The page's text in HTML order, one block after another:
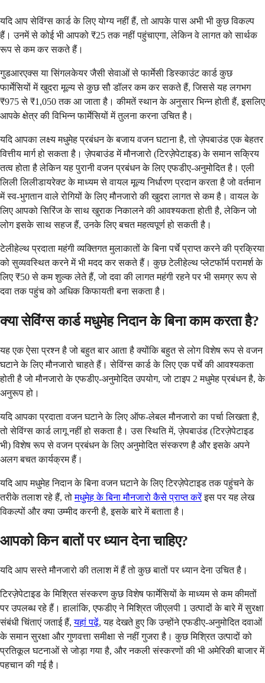
यदि आप सेविंग्स कार्ड के लिए योग्य नहीं हैं, तो आपके पास अभी भी कुछ विकल्प
हैं। उनमें से कोई भी आपको ₹25 तक नहीं पहुंचाएगा, लेकिन वे लागत को सार्थक
रूप से कम कर सकते हैं।
गुडआरएक्स या सिंगलकेयर जैसी सेवाओं से फार्मेसी डिस्काउंट कार्ड कुछ
फार्मेसियों में खुदरा मूल्य से कुछ सौ डॉलर कम कर सकते हैं, जिससे यह लगभग
₹975 से ₹1,050 तक आ जाता है। कीमतें स्थान के अनुसार भिन्न होती हैं, इसलिए
आपके क्षेत्र की विभिन्न फार्मेसियों में तुलना करना उचित है।
यदि आपका लक्ष्य मधुमेह प्रबंधन के बजाय वजन घटाना है, तो ज़ेपबाउंड एक बेहतर
वित्तीय मार्ग हो सकता है। ज़ेपबाउंड में मौनजारो (टिरज़ेपेटाइड) के समान सक्रिय
तत्व होता है लेकिन यह पुरानी वजन प्रबंधन के लिए एफडीए-अनुमोदित है। एली
लिली लिलीडायरेक्ट के माध्यम से वायल मूल्य निर्धारण प्रदान करता है जो वर्तमान
में स्व-भुगतान वाले रोगियों के लिए मौनजारो की खुदरा लागत से कम है। वायल के
लिए आपको सिरिंज के साथ खुराक निकालने की आवश्यकता होती है, लेकिन जो
लोग इसके साथ सहज हैं, उनके लिए बचत महत्वपूर्ण हो सकती है।
टेलीहेल्थ प्रदाता महंगी व्यक्तिगत मुलाकातों के बिना पर्चे प्राप्त करने की प्रक्रिया
को सुव्यवस्थित करने में भी मदद कर सकते हैं। कुछ टेलीहेल्थ प्लेटफॉर्म परामर्श के
लिए ₹50 से कम शुल्क लेते हैं, जो दवा की लागत महंगी रहने पर भी समग्र रूप से
दवा तक पहुंच को अधिक किफायती बना सकता है।
क्या सेविंग्स कार्ड मधुमेह निदान के बिना काम करता है?
यह एक ऐसा प्रश्न है जो बहुत बार आता है क्योंकि बहुत से लोग विशेष रूप से वजन
घटाने के लिए मौनजारो चाहते हैं। सेविंग्स कार्ड के लिए एक पर्चे की आवश्यकता
होती है जो मौनजारो के एफडीए-अनुमोदित उपयोग, जो टाइप 2 मधुमेह प्रबंधन है, के
अनुरूप हो।
यदि आपका प्रदाता वजन घटाने के लिए ऑफ-लेबल मौनजारो का पर्चा लिखता है,
तो सेविंग्स कार्ड लागू नहीं हो सकता है। उस स्थिति में, ज़ेपबाउंड (टिरज़ेपेटाइड
भी) विशेष रूप से वजन प्रबंधन के लिए अनुमोदित संस्करण है और इसके अपने
अलग बचत कार्यक्रम हैं।
यदि आप मधुमेह निदान के बिना वजन घटाने के लिए टिरज़ेपेटाइड तक पहुंचने के
तरीके तलाश रहे हैं, तोमधुमेह के बिना मौनजारो कैसे प्राप्त करेंइस पर यह लेख
विकल्पों और क्या उम्मीद करनी है, इसके बारे में बताता है।
आपको किन बातों पर ध्यान देना चाहिए?
यदि आप सस्ते मौनजारो की तलाश में हैं तो कुछ बातों पर ध्यान देना उचित है।
टिरज़ेपेटाइड के मिश्रित संस्करण कुछ विशेष फार्मेसियों के माध्यम से कम कीमतों
पर उपलब्ध रहे हैं। हालांकि, एफडीए ने मिश्रित जीएलपी 1 उत्पादों के बारे में सुरक्षा
संबंधी चिंताएं जताई हैं,यहां पढ़ें, यह देखते हुए कि उन्होंने एफडीए-अनुमोदित दवाओं
के समान सुरक्षा और गुणवत्ता समीक्षा से नहीं गुजरा है। कुछ मिश्रित उत्पादों को
प्रतिकूल घटनाओं से जोड़ा गया है, और नकली संस्करणों की भी अमेरिकी बाजार में
पहचान की गई है।